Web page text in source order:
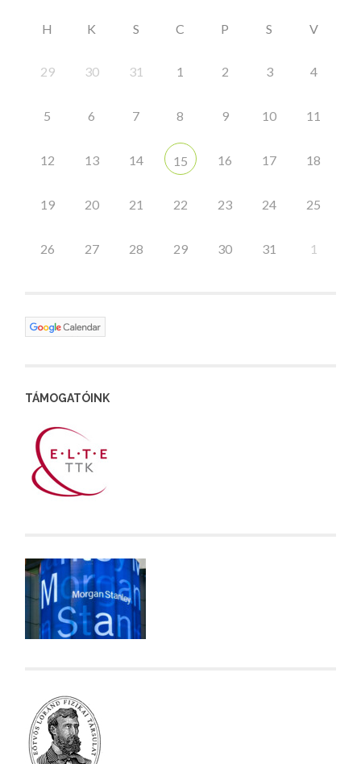
H K S C P S V
29 30 31 1 2 3 4
5 6 7 8 9 10 11
12 13 14 15 16 17 18
19 20 21 22 23 24 25
26 27 28 29 30 31 1
TÁMOGATÓINK